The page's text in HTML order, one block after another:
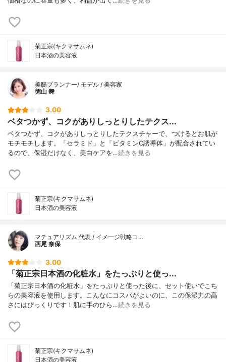
菊正宗(キクマサムネ)
日本酒の美容液
美腸プランナー/ モデル / 美容家
徳山 舞
3.00
ベタつかず、コクがありしっとりしたテクス...
ベタつかず、コクがありしっとりしたテクスチャーで、つけるとお肌が
モチモチします。「セラミド」と「ビタミンC誘導体」が配合されてい
るので、保湿だけなく、美白ケアを…続きを見る
菊正宗(キクマサムネ)
日本酒の美容液
マチュアリズム 代表 / イメージ戦略コ…
西尾 奈保
3.00
「菊正宗日本酒の化粧水」をたっぷりと使っ...
「菊正宗日本酒の化粧水」をたっぷりと使った後に、セット使いでこち
らの美容液を使用します。こんなにコスパがよいのに、この保湿力の高
さにはびっくりです！肌に手のひら…続きを見る
菊正宗(キクマサムネ)
日本酒の美容液